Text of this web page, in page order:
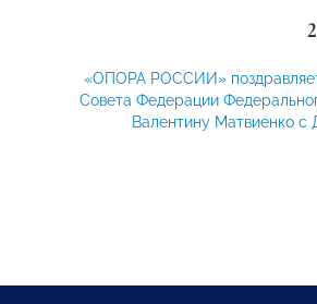
«ОПОРА РОССИИ»
Совета Федерации
Валентину Матвиенко с